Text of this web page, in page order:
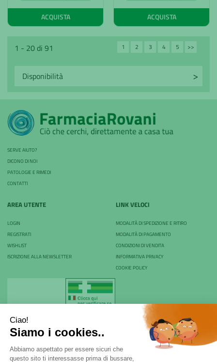
ACQUISTA ACQUISTA
1 - 20 di 91 1 2 3 4 5 >>Avanti
SERVE AIUTO?
DICONO DI NOI
PATOLOGIE E RIMEDI
CONTATTI
AREA UTENTE
LOGIN
REGISTRATI
WISHLIST
ISCRIZIONE ALLA NEWSLETTER
LINK VELOCI
MODALITÀ DI SPEDIZIONE E RITIRO
MODALITÀ DI PAGAMENTO
CONDIZIONI DI VENDITA
INFORMATIVA PRIVACY
COOKIE POLICY